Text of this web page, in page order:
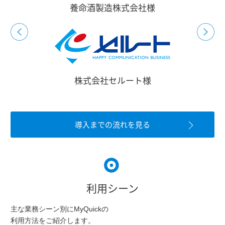
養命酒製造株式会社様
株式会社セルート様
導⼊までの流れを⾒る
利用シーン
主な業務シーン別にMyQuickの
利用方法をご紹介します。